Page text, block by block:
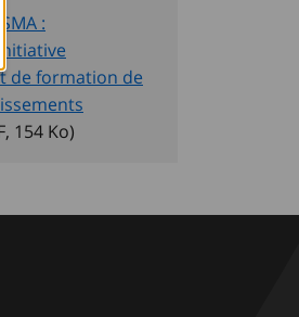
:
de formation de
154 Ko)